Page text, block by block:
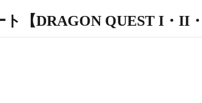
ト【DRAGON QUEST I・II